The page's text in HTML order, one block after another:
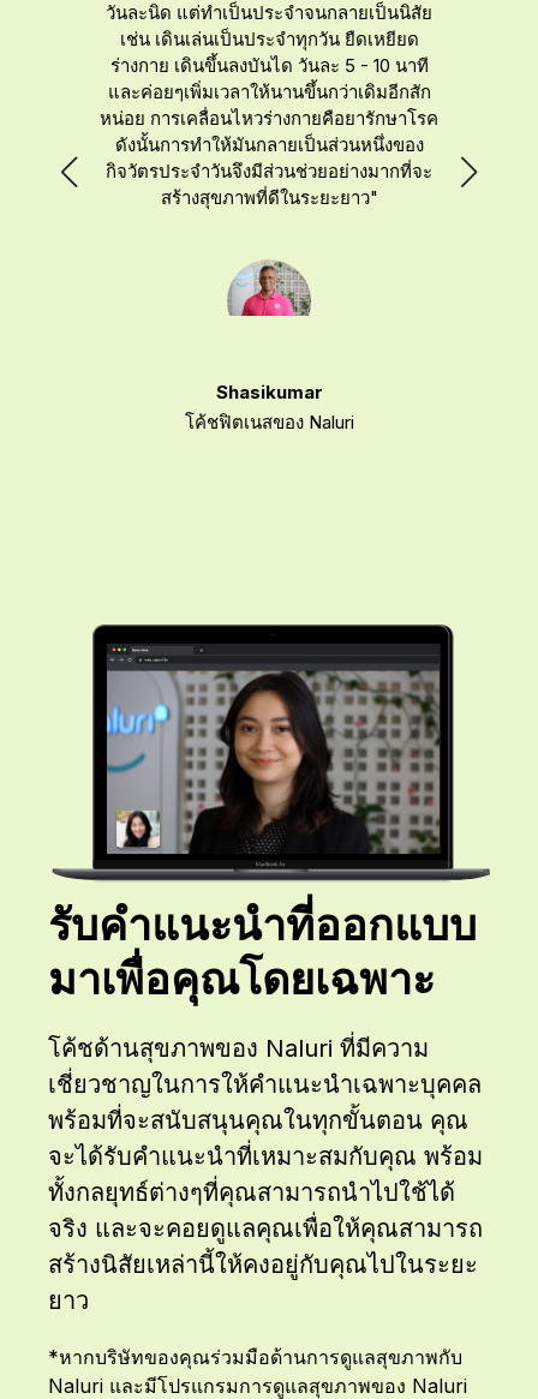
วันละนิด แต่ทำเป็นประจำจนกลายเป็นนิสัย
เช่น เดินเล่นเป็นประจำทุกวัน ยืดเหยียด
ร่างกาย เดินขึ้นลงบันได วันละ 5 - 10 นาที
และค่อยๆเพิ่มเวลาให้นานขึ้นกว่าเดิมอีกสัก
หน่อย การเคลื่อนไหวร่างกายคือยารักษาโรค
ดังนั้นการทำให้มันกลายเป็นส่วนหนึ่งของ
กิจวัตรประจำวันจึงมีส่วนช่วยอย่างมากที่จะ
สร้างสุขภาพที่ดีในระยะยาว"
Shasikumar
โค้ชฟิตเนสของ Naluri
รับคำแนะนำที่ออกแบบ
มาเพื่อคุณโดยเฉพาะ
โค้ชด้านสุขภาพของ Naluri ที่มีความ
เชี่ยวชาญในการให้คำแนะนำเฉพาะบุคคล
พร้อมที่จะสนับสนุนคุณในทุกขั้นตอน คุณ
จะได้รับคำแนะนำที่เหมาะสมกับคุณ พร้อม
ทั้งกลยุทธ์ต่างๆที่คุณสามารถนำไปใช้ได้
จริง และจะคอยดูแลคุณเพื่อให้คุณสามารถ
สร้างนิสัยเหล่านี้ให้คงอยู่กับคุณไปในระยะ
ยาว
*หากบริษัทของคุณร่วมมือด้านการดูแลสุขภาพกับ
Naluri และมีโปรแกรมการดูแลสุขภาพของ Naluri